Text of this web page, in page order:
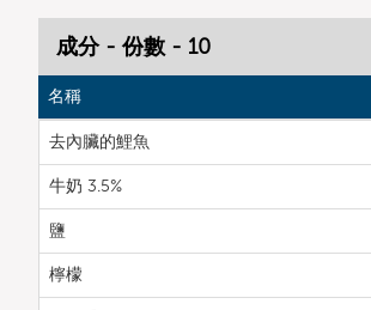
成分 - 份數 - 10
名稱
去內臟的鯉魚
牛奶 3.5%
鹽
檸檬